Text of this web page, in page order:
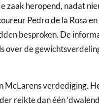
zaak heropend, nadat
Pedro de la Rosa
besproken. De
over de
McLarens verdediging.
reikte dan één